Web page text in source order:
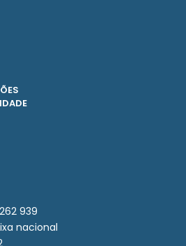
939
nacional